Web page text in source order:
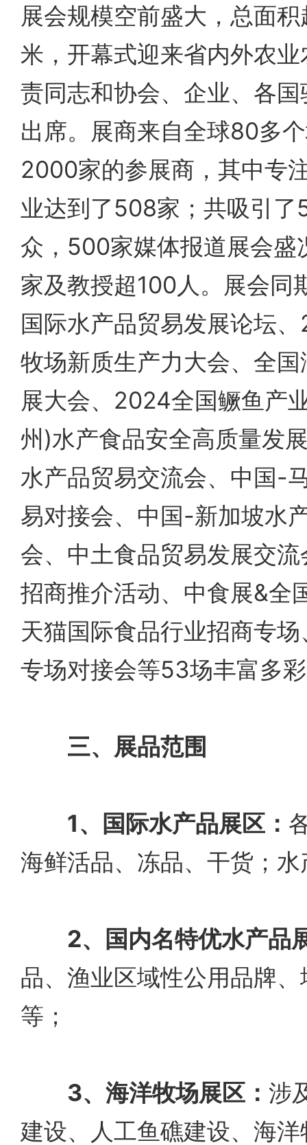
展会规模空前盛大，总面
米，开幕式迎来省内外农
责同志和协会、企业、各
出席。展商来自全球80多
2000家的参展商，其中专
业达到了508家；共吸引
众，500家媒体报道展会盛
家及教授超100人。展会同
国际水产品贸易发展论坛
牧场新质生产力大会、全
展大会、2024全国鳜鱼产
州)水产食品安全高质量发
水产品贸易交流会、中国-
易对接会、中国-新加坡水
会、中土食品贸易发展交
招商推介活动、中食展&全
天猫国际食品行业招商专
专场对接会等53场丰富多
三、展品范围
1、国际水产品展区：
海鲜活品、冻品、干货；
2、国内名特优水产品
品、渔业区域性公用品牌
等；
3、海洋牧场展区： 涉
建设、人工鱼礁建设、海